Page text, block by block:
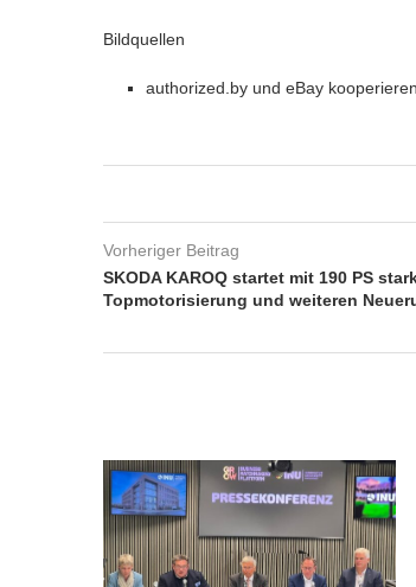
Bildquellen
authorized.by und eBay
Vorheriger Beitrag
SKODA KAROQ startet mit 190 PS
Topmotorisierung und weiteren